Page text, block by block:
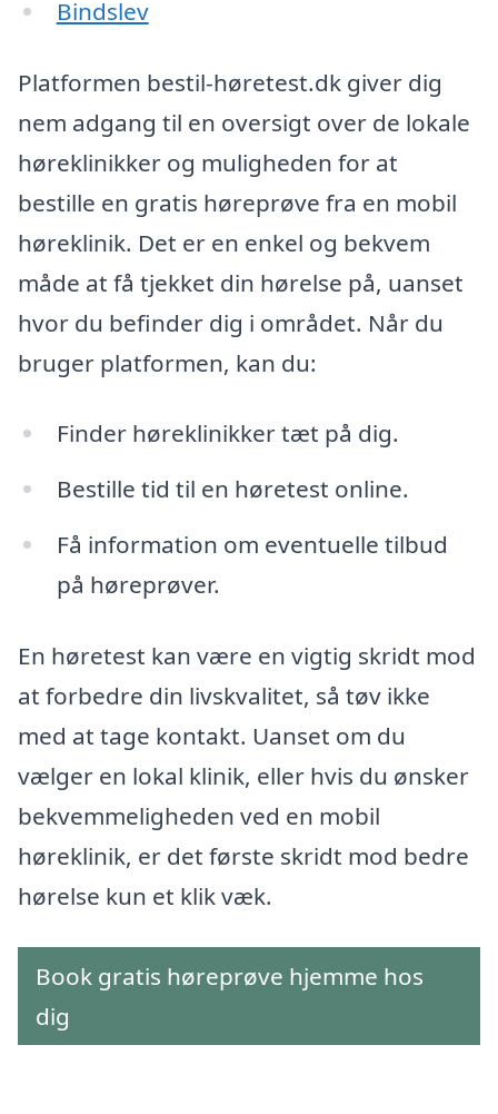
Bindslev
Platformen bestil-høretest.dk giver dig
nem adgang til en oversigt over de lokale
høreklinikker og muligheden for at
bestille en gratis høreprøve fra en mobil
høreklinik. Det er en enkel og bekvem
måde at få tjekket din hørelse på, uanset
hvor du befinder dig i området. Når du
bruger platformen, kan du:
Finder høreklinikker tæt på dig.
Bestille tid til en høretest online.
Få information om eventuelle tilbud
på høreprøver.
En høretest kan være en vigtig skridt mod
at forbedre din livskvalitet, så tøv ikke
med at tage kontakt. Uanset om du
vælger en lokal klinik, eller hvis du ønsker
bekvemmeligheden ved en mobil
høreklinik, er det første skridt mod bedre
hørelse kun et klik væk.
Book gratis høreprøve hjemme hos
dig